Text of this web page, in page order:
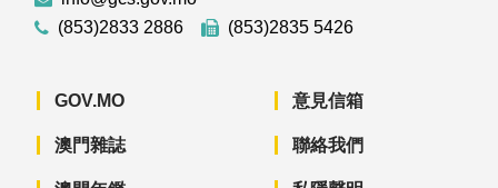
(853)2833 2886
(853)2835 5426
GOV.MO
澳門雜誌
意見信箱
聯絡我們